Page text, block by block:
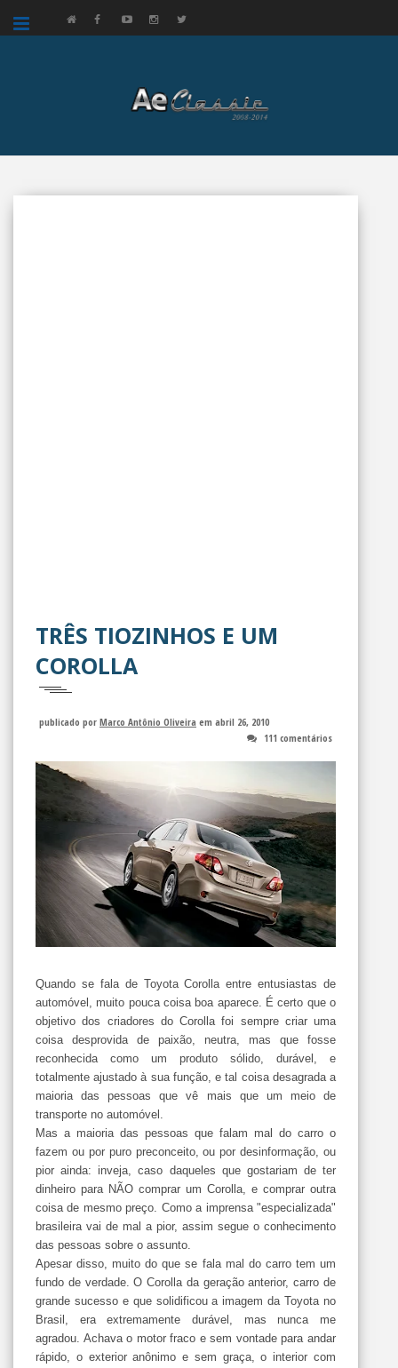
TRÊS TIOZINHOS E UM
COROLLA
publicado por Marco Antônio Oliveira em abril 26, 2010
111 comentários
Quando se fala de Toyota Corolla entre entusiastas de
automóvel, muito pouca coisa boa aparece. É certo que o
objetivo dos criadores do Corolla foi sempre criar uma
coisa desprovida de paixão, neutra, mas que fosse
reconhecida como um produto sólido, durável, e
totalmente ajustado à sua função, e tal coisa desagrada a
maioria das pessoas que vê mais que um meio de
transporte no automóvel.
Mas a maioria das pessoas que falam mal do carro o
fazem ou por puro preconceito, ou por desinformação, ou
pior ainda: inveja, caso daqueles que gostariam de ter
dinheiro para NÃO comprar um Corolla, e comprar outra
coisa de mesmo preço. Como a imprensa "especializada"
brasileira vai de mal a pior, assim segue o conhecimento
das pessoas sobre o assunto.
Apesar disso, muito do que se fala mal do carro tem um
fundo de verdade. O Corolla da geração anterior, carro de
grande sucesso e que solidificou a imagem da Toyota no
Brasil, era extremamente durável, mas nunca me
agradou. Achava o motor fraco e sem vontade para andar
rápido, o exterior anônimo e sem graça, o interior com